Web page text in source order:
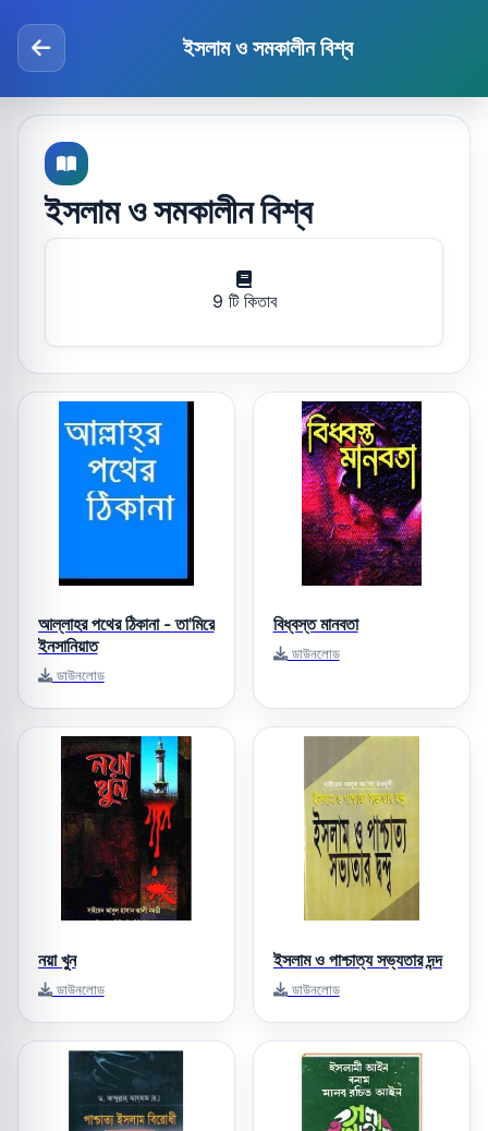
ইসলাম ও সমকালীন বিশ্ব
ইসলাম ও সমকালীন বিশ্ব
9 টি কিতাব
আল্লাহর পথের ঠিকানা - তা'মিরে
ইনসানিয়াত
ডাউনলোড
বিধ্বস্ত মানবতা
ডাউনলোড
নয়া খুন
ডাউনলোড
ইসলাম ও পাশ্চাত্য সভ্যতার দন্দ
ডাউনলোড